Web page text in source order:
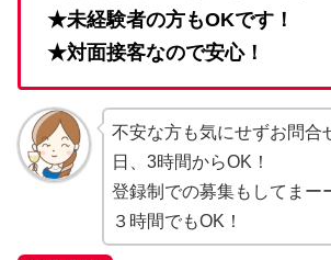
★未経験者の方もOKです！
★対面接客なので安心！
不安な方も気にせずお問合
日、3時間からOK！
登録制での募集もしてまー
３時間でもOK！